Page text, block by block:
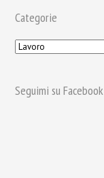
Categorie
Seguimi su Facebook